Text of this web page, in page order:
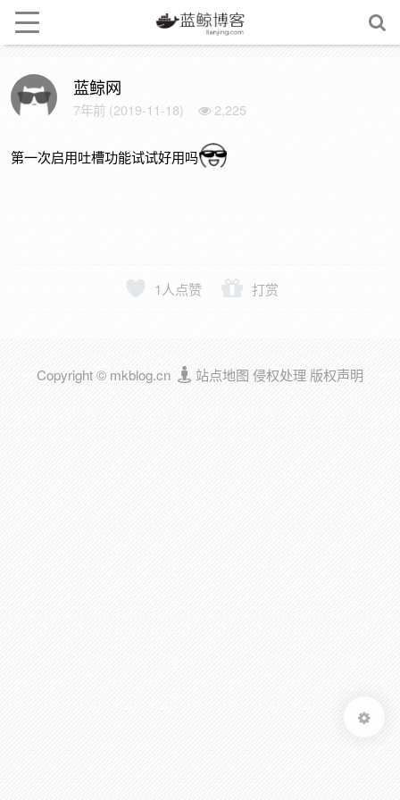
蓝鲸网
7年前 (2019-11-18) 2,225
第一次启用吐槽功能试试好用吗
1 人点赞 打赏
Copyright © mkblog.cn 站点地图 侵权处理 版权声明